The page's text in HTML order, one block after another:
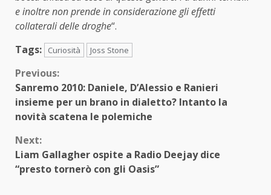
e inoltre non prende in considerazione gli effetti
collaterali delle droghe“.
Tags:
Curiosità Joss Stone
Continue
Reading
Previous:
Sanremo 2010: Daniele, D’Alessio e Ranieri
insieme per un brano in dialetto? Intanto la
novità scatena le polemiche
Next:
Liam Gallagher ospite a Radio Deejay dice
“presto tornerò con gli Oasis”